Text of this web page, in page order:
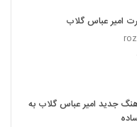
امیر عباس گلاب
جدید امیر عباس گلاب به